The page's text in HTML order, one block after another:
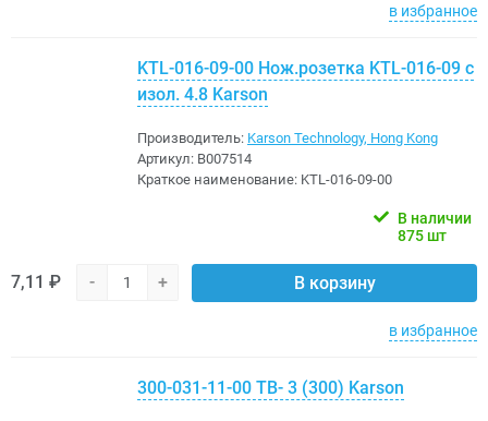
в избранное
KTL-016-09-00 Нож.розетка KTL-016-09 с
изол. 4.8 Karson
Производитель: Karson Technology, Hong Kong
Артикул: B007514
Краткое наименование: KTL-016-09-00
В наличии
875 шт
7,11 ₽ - + В корзину
в избранное
300-031-11-00 ТВ- 3 (300) Karson